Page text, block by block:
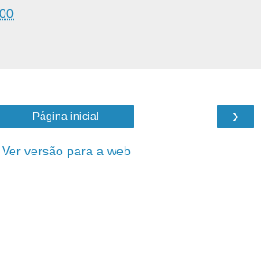
›
Página inicial
Ver versão para a web